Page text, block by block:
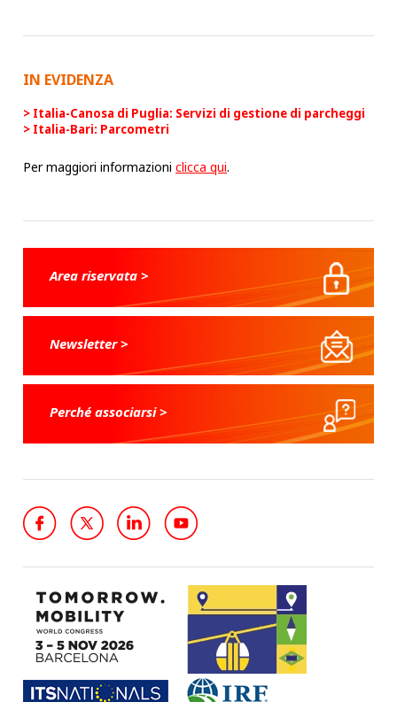
IN EVIDENZA
Italia-Canosa di Puglia: Servizi di gestione di parcheggi
Italia-Bari: Parcometri
Per maggiori informazioniclicca qui.
Area riservata >
Newsletter >
Perché associarsi >